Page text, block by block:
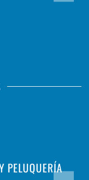
PELUQUERÍA